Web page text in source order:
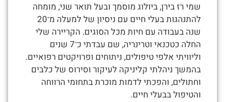
שמי רז בירן, ביולוג מוסמך ובעל תואר שני, מומחה
להתנהגות בעלי חיים עם ניסיון של למעלה מ־20
שנה בעבודה עם חיות מכל הסוגים. הקריירה שלי
החלה כטכנאי וטרינריה, שם עבדתי כ־7 שנים
וליוויתי אלפי טיפולים, ניתוחים ופרויקטים רפואיים.
בהמשך ניהלתי קליניקה לעיקור וסירוס של כלבים
וחתולים, והפכתי לדמות מוכרת בתחומי הרווחה
והטיפול בבעלי חיים.